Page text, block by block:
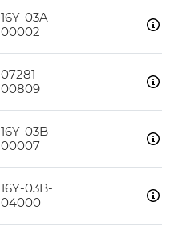
16Y-03A-
00002
07281-
00809
16Y-03B-
00007
16Y-03B-
04000